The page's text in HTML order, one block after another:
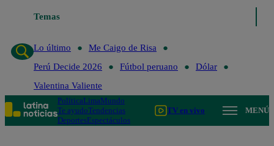
Temas
Lo último
Lo último
Me Caigo de Risa
Perú Decide 2026
Fútbol peruano
Dólar
Valentina Valiente
PolíticaLimaMundo
Te ayudoTendencias
DeportesEspectáculos
TV en vivo MENÚ